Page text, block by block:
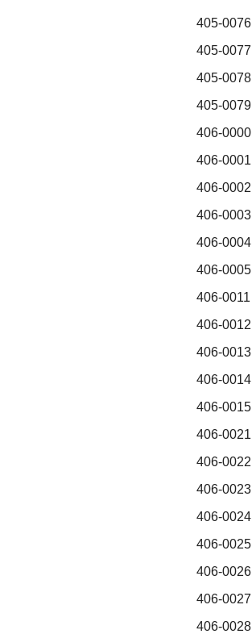
405-0076
405-0077
405-0078
405-0079
406-0000
406-0001
406-0002
406-0003
406-0004
406-0005
406-0011
406-0012
406-0013
406-0014
406-0015
406-0021
406-0022
406-0023
406-0024
406-0025
406-0026
406-0027
406-0028